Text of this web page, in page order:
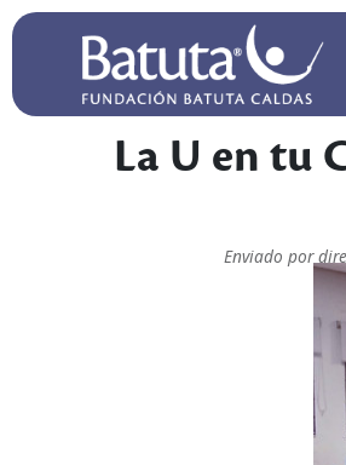
Pasar al contenido principal
La U en tu
Enviado por
Imagen de
principal